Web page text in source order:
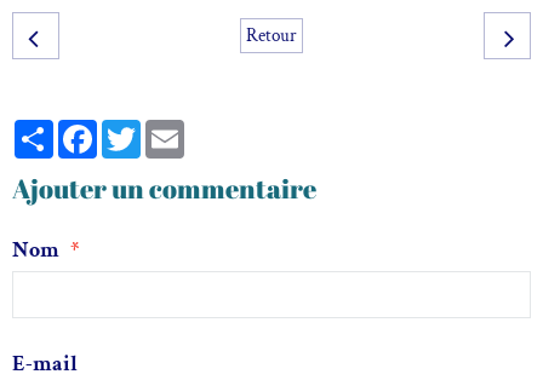
Retour
PartagerFacebook
Twitter
Ajouter un commentaire
Nom
E-mail